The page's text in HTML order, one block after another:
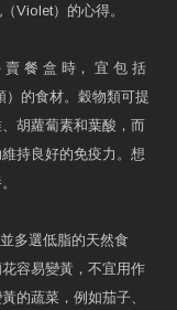
Violet）的心得。
賣 餐 盒 時， 宜 包 括
的食材。穀物類可提
胡蘿蔔素和葉酸，而
持良好的免疫力。想
多選低脂的天然食
容易變黃，不宜用作
的蔬菜，例如茄子、